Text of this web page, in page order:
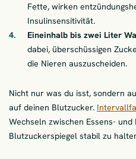
Fette, wirken
Insulinsensitivität.
Eineinhalb bis zwei Liter
dabei, überschüssigen
die Nieren auszuscheiden.
Nicht nur was du isst, sondern
auf deinen Blutzucker.
Wechseln zwischen Essens-
Blutzuckerspiegel stabil zu